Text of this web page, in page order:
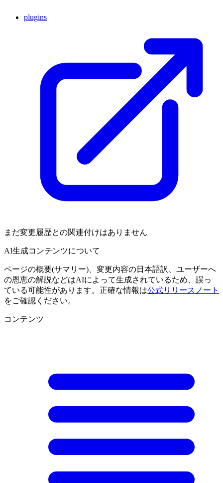
plugins
まだ変更履歴との関連付けはありません
AI生成コンテンツについて
ページの概要(サマリー)、変更内容の日本語訳、ユーザーへ
の恩恵の解説などはAIによって生成されているため、誤っ
ている可能性があります。正確な情報は公式リリースノート
をご確認ください。
コンテンツ